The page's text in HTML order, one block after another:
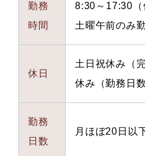
勤務
時間
8:30～17:30
土曜午前のみ
休日
土日祝休み（
休み（勤務日
勤務
日数
月ほぼ20日以